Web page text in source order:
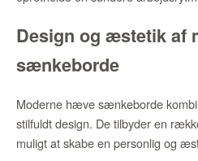
Design og æstetik af
sænkeborde
Moderne hæve sænkeborde
stilfuldt design. De tilbyder en
muligt at skabe en personlig og